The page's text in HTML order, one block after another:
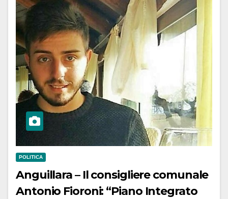
POLITICA
Anguillara – Il consigliere comunale
Antonio Fioroni: “Piano Integrato